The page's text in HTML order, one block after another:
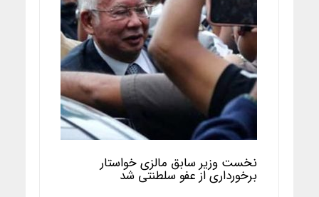
نخست وزیر سابق مالزی خواستار
برخورداری از عفو سلطنتی شد